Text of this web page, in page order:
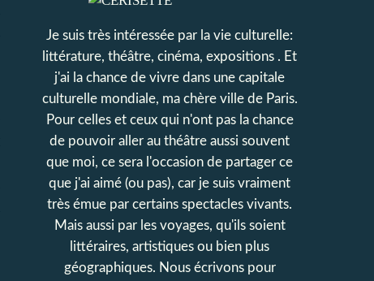
Je suis très intéressée par la vie culturelle:
littérature, théâtre, cinéma, expositions . Et
j'ai la chance de vivre dans une capitale
culturelle mondiale, ma chère ville de Paris.
Pour celles et ceux qui n'ont pas la chance
de pouvoir aller au théâtre aussi souvent
que moi, ce sera l'occasion de partager ce
que j'ai aimé (ou pas), car je suis vraiment
très émue par certains spectacles vivants.
Mais aussi par les voyages, qu'ils soient
littéraires, artistiques ou bien plus
géographiques. Nous écrivons pour